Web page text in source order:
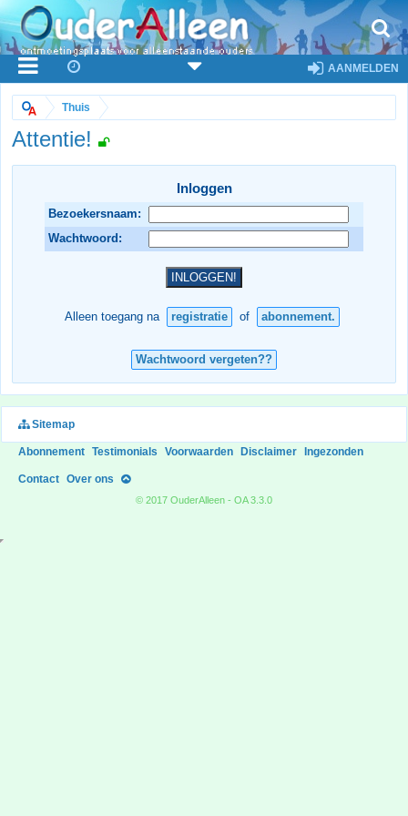
AANMELDEN
Thuis
Attentie!
Inloggen
Bezoekersnaam:
Wachtwoord:
Alleen toegang na registratie of abonnement.
Wachtwoord vergeten??
Sitemap
Abonnement Testimonials Voorwaarden Disclaimer Ingezonden
Contact Over ons
© 2017 OuderAlleen - OA 3.3.0